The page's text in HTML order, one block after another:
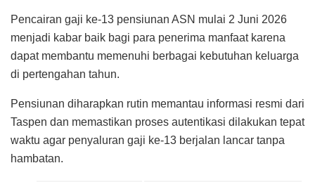
Pencairan gaji ke-13 pensiunan ASN mulai 2 Juni 2026
menjadi kabar baik bagi para penerima manfaat karena
dapat membantu memenuhi berbagai kebutuhan keluarga
di pertengahan tahun.
Pensiunan diharapkan rutin memantau informasi resmi dari
Taspen dan memastikan proses autentikasi dilakukan tepat
waktu agar penyaluran gaji ke-13 berjalan lancar tanpa
hambatan.